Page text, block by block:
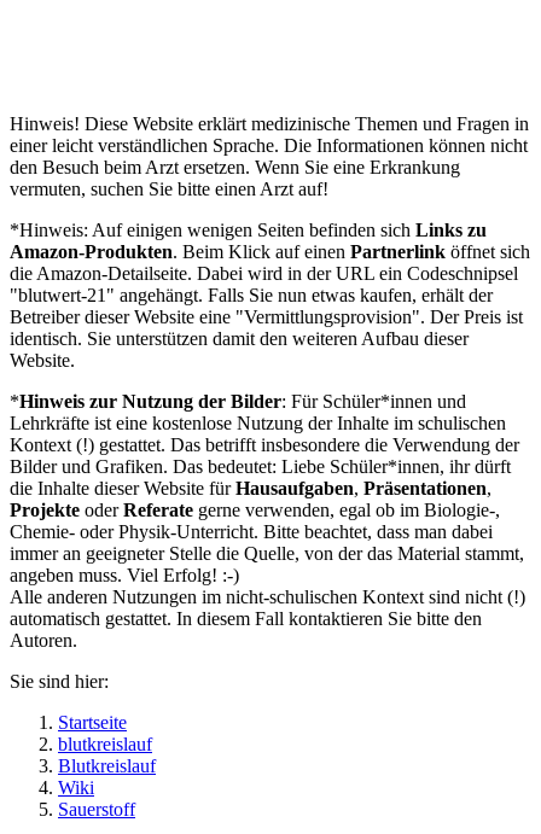
Hinweis! Diese Website erklärt medizinische Themen und Fragen in
einer leicht verständlichen Sprache. Die Informationen können nicht
den Besuch beim Arzt ersetzen. Wenn Sie eine Erkrankung
vermuten, suchen Sie bitte einen Arzt auf!
*Hinweis: Auf einigen wenigen Seiten befinden sich Links zu
Amazon-Produkten. Beim Klick auf einen Partnerlink öffnet sich
die Amazon-Detailseite. Dabei wird in der URL ein Codeschnipsel
"blutwert-21" angehängt. Falls Sie nun etwas kaufen, erhält der
Betreiber dieser Website eine "Vermittlungsprovision". Der Preis ist
identisch. Sie unterstützen damit den weiteren Aufbau dieser
Website.
*Hinweis zur Nutzung der Bilder: Für Schüler*innen und
Lehrkräfte ist eine kostenlose Nutzung der Inhalte im schulischen
Kontext (!) gestattet. Das betrifft insbesondere die Verwendung der
Bilder und Grafiken. Das bedeutet: Liebe Schüler*innen, ihr dürft
die Inhalte dieser Website fürHausaufgaben, Präsentationen,
Projekte oderReferate gerne verwenden, egal ob im Biologie-,
Chemie- oder Physik-Unterricht. Bitte beachtet, dass man dabei
immer an geeigneter Stelle die Quelle, von der das Material stammt,
angeben muss. Viel Erfolg! :-)
Alle anderen Nutzungen im nicht-schulischen Kontext sind nicht (!)
automatisch gestattet. In diesem Fall kontaktieren Sie bitte den
Autoren.
Sie sind hier:
Startseite
blutkreislauf
Blutkreislauf
Wiki
Sauerstoff